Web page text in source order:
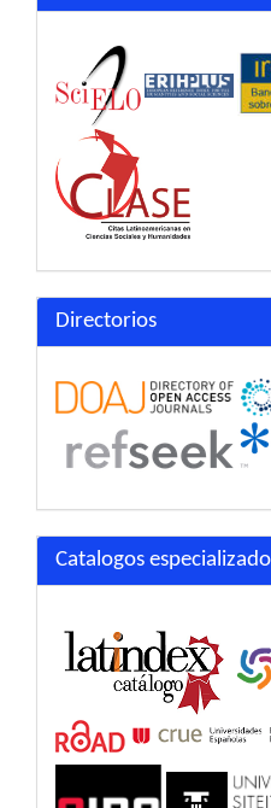
Directorios
Catalogos